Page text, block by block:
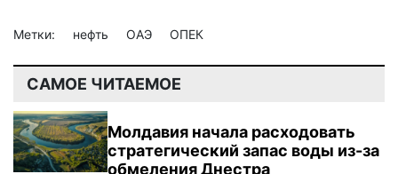
Метки: нефть ОАЭ ОПЕК
САМОЕ ЧИТАЕМОЕ
Молдавия начала расходовать
стратегический запас воды из-за
обмеления Днестра